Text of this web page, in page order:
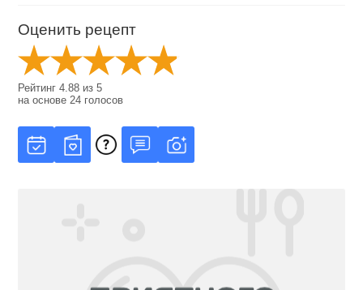
Оценить рецепт
Рейтинг4.88 из5
на основе 24 голосов